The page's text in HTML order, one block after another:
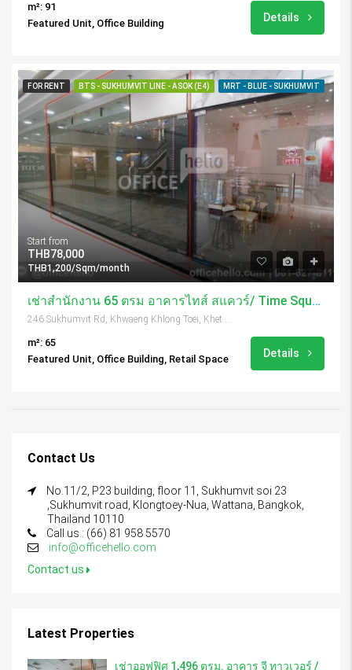
m²: 91
Featured Unit, Office Building
Details
FOR RENT BTS - SUKHUMVIT LINE - ASOK (E4) MRT - BLUE - SUKHUMVIT
Start from
THB78,000
THB1,200/Sqm/month
เช่าสำนักงาน 65 ตรม อาคารไทส์ สแควร์/ Time Square Tower
m²: 65
Featured Unit, Office Building, Retail Space
Details
Contact Us
No.11/2, P23 building, floor 11, Sukhumvit soi 23
,Sukhumvit road, Klongtoey-Nua, Wattana, Bangkok,
Thailand 10110
Call us : (66) 81 958 5570
info@officehello.com
Contact us
Latest Properties
เช่าออฟฟิศ 1,496 ตรม. อาคาร จี ทาวเวอร์ /